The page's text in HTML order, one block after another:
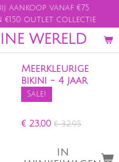
WERELD
aankoop vanaf €75
€150 outlet collectie
Meerkleurige
bikini - 4 jaar
Sale!
€ 23,00 € 32,95
IN